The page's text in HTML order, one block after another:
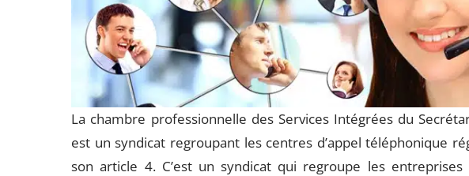
La chambre professionnelle des Services Intégrées du
est un syndicat regroupant les centres d’appel téléphonique
son article 4. C’est un syndicat qui regroupe les